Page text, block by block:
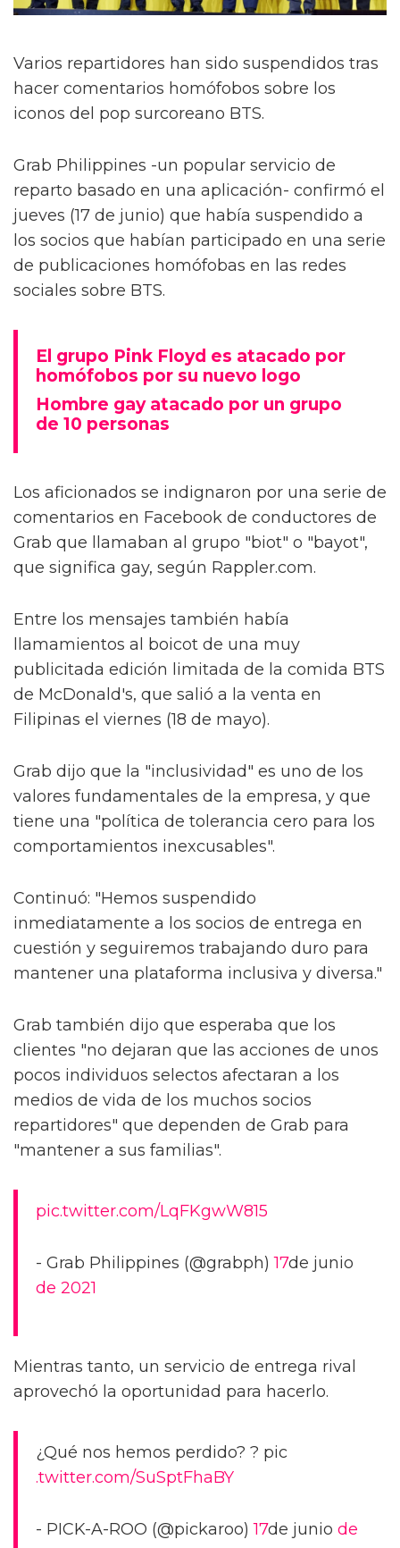
Varios repartidores han sido suspendidos tras
hacer comentarios homófobos sobre los
iconos del pop surcoreano BTS.
Grab Philippines -un popular servicio de
reparto basado en una aplicación- confirmó el
jueves (17 de junio) que había suspendido a
los socios que habían participado en una serie
de publicaciones homófobas en las redes
sociales sobre BTS.
El grupo Pink Floyd es atacado por
homófobos por su nuevo logo
Hombre gay atacado por un grupo
de 10 personas
Los aficionados se indignaron por una serie de
comentarios en Facebook de conductores de
Grab que llamaban al grupo "biot" o "bayot",
que significa gay, según Rappler.com.
Entre los mensajes también había
llamamientos al boicot de una muy
publicitada edición limitada de la comida BTS
de McDonald's, que salió a la venta en
Filipinas el viernes (18 de mayo).
Grab dijo que la "inclusividad" es uno de los
valores fundamentales de la empresa, y que
tiene una "política de tolerancia cero para los
comportamientos inexcusables".
Continuó: "Hemos suspendido
inmediatamente a los socios de entrega en
cuestión y seguiremos trabajando duro para
mantener una plataforma inclusiva y diversa."
Grab también dijo que esperaba que los
clientes "no dejaran que las acciones de unos
pocos individuos selectos afectaran a los
medios de vida de los muchos socios
repartidores" que dependen de Grab para
"mantener a sus familias".
pic.twitter.com/LqFKgwW815
- Grab Philippines (@grabph)17de junio
de 2021
Mientras tanto, un servicio de entrega rival
aprovechó la oportunidad para hacerlo.
¿Qué nos hemos perdido? ? pic
.twitter.com/SuSptFhaBY
- PICK-A-ROO (@pickaroo)17de junio de